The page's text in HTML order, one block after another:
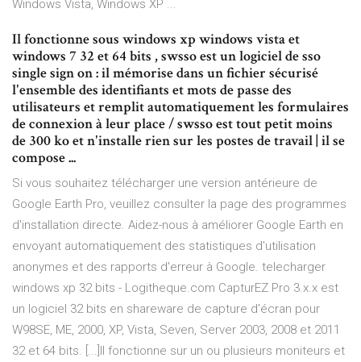
Windows Vista, Windows XP ...
Il fonctionne sous windows xp windows vista et
windows 7 32 et 64 bits , swsso est un logiciel de sso
single sign on : il mémorise dans un fichier sécurisé
l'ensemble des identifiants et mots de passe des
utilisateurs et remplit automatiquement les formulaires
de connexion à leur place / swsso est tout petit moins
de 300 ko et n'installe rien sur les postes de travail | il se
compose ...
Si vous souhaitez télécharger une version antérieure de
Google Earth Pro, veuillez consulter la page des programmes
d'installation directe. Aidez-nous à améliorer Google Earth en
envoyant automatiquement des statistiques d'utilisation
anonymes et des rapports d'erreur à Google. telecharger
windows xp 32 bits - Logitheque.com CapturEZ Pro 3.x.x est
un logiciel 32 bits en shareware de capture d'écran pour
W98SE, ME, 2000, XP, Vista, Seven, Server 2003, 2008 et 2011
32 et 64 bits. [...]Il fonctionne sur un ou plusieurs moniteurs et